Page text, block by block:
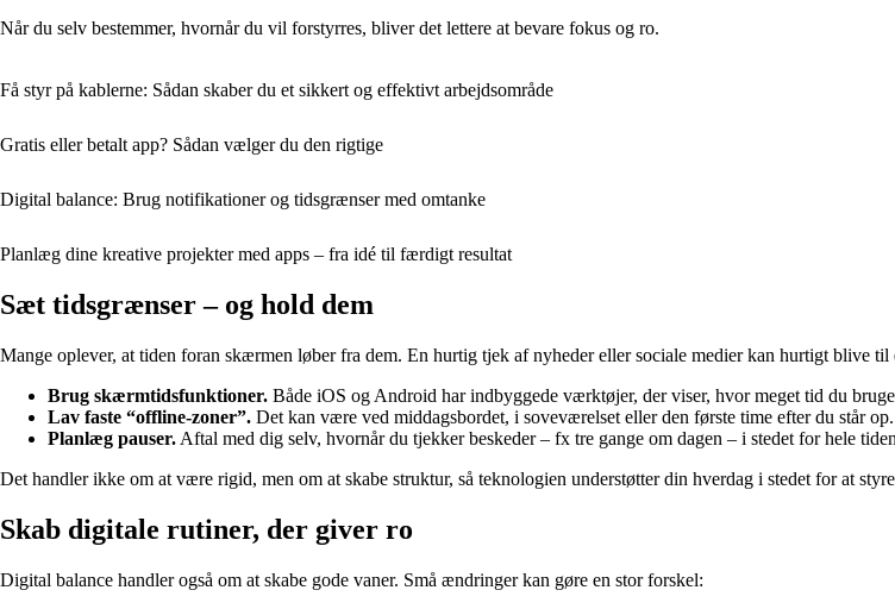
Når du selv bestemmer, hvornår du vil forstyrres, bliver det lettere at bevare fokus og ro.
Få styr på kablerne: Sådan skaber du et sikkert og effektivt arbejdsområde
Gratis eller betalt app? Sådan vælger du den rigtige
Digital balance: Brug notifikationer og tidsgrænser med omtanke
Planlæg dine kreative projekter med apps – fra idé til færdigt resultat
Sæt tidsgrænser – og hold dem
Mange oplever, at tiden foran skærmen løber fra dem. En hurtig tjek af nyheder eller sociale medier kan hurtigt blive
Brug skærmtidsfunktioner. Både iOS og Android har indbyggede værktøjer, der viser, hvor meget tid du
Lav faste “offline-zoner”. Det kan være ved middagsbordet, i soveværelset eller den første time efter du står op.
Planlæg pauser. Aftal med dig selv, hvornår du tjekker beskeder – fx tre gange om dagen – i stedet for hele
Det handler ikke om at være rigid, men om at skabe struktur, så teknologien understøtter din hverdag i stedet for at
Skab digitale rutiner, der giver ro
Digital balance handler også om at skabe gode vaner. Små ændringer kan gøre en stor forskel: